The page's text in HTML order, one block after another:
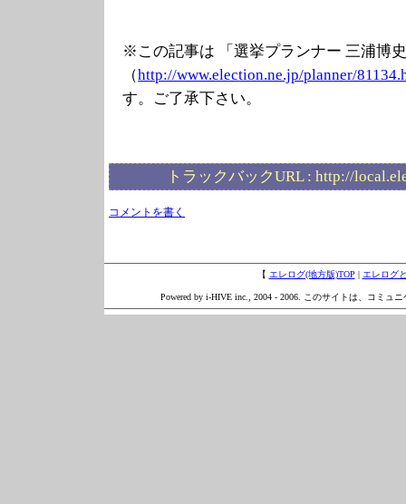
※この記事は 「選挙プランナー 三浦博
（http://www.election.ne.jp/planner/
す。ご了承下さい。
トラックバックURL : http://
コメントを書く
【 エレログ(地方版)TOP エレログ
Powered by i-HIVE inc., 2004 - 2006. このサイトは、コミュ